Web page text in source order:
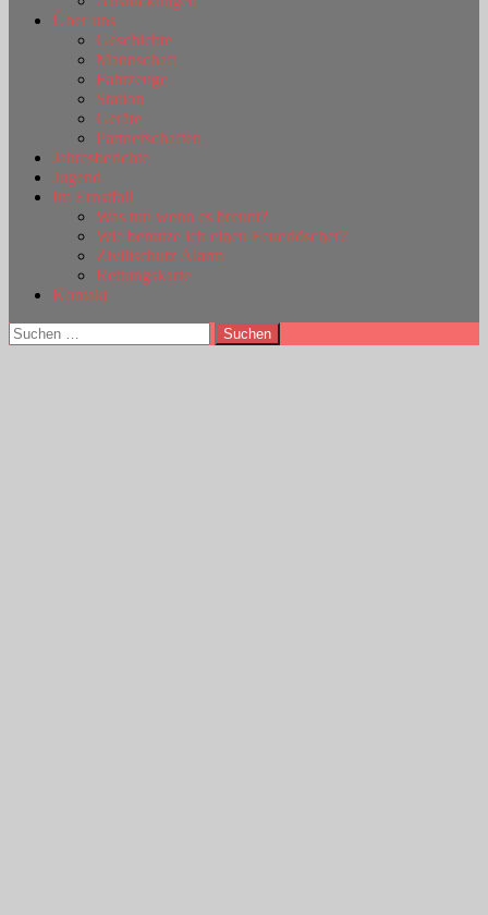
Über uns
Geschichte
Mannschaft
Fahrzeuge
Station
Geräte
Partnerschaften
Jahresberichte
Jugend
Im Ernstfall
Was tun wenn es brennt?
Wie benutze ich einen Feuerlöscher?
Zivilischutz Alarm
Rettungskarte
Kontakt
Suchen
nach: